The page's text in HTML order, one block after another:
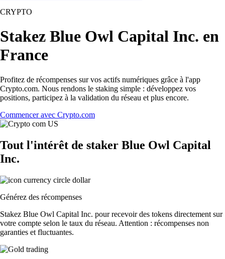
CRYPTO
Stakez Blue Owl Capital Inc. en
France
Profitez de récompenses sur vos actifs numériques grâce à l'app
Crypto.com. Nous rendons le staking simple : développez vos
positions, participez à la validation du réseau et plus encore.
Commencer avec Crypto.com
Tout l'intérêt de staker Blue Owl Capital
Inc.
Générez des récompenses
Stakez Blue Owl Capital Inc. pour recevoir des tokens directement sur
votre compte selon le taux du réseau. Attention : récompenses non
garanties et fluctuantes.